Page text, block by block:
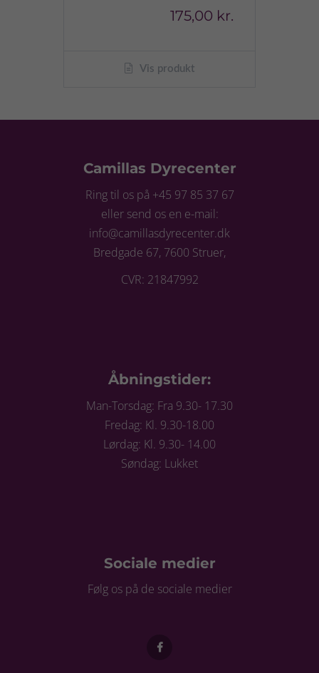
175,00 kr.
Vis produkt
Camillas Dyrecenter
Ring til os på +45 97 85 37 67
eller send os en e-mail:
info@camillasdyrecenter.dk
Bredgade 67, 7600 Struer,
CVR: 21847992
Åbningstider:
Man-Torsdag: Fra 9.30- 17.30
Fredag: Kl. 9.30-18.00
Lørdag: Kl. 9.30- 14.00
Søndag: Lukket
Sociale medier
Følg os på de sociale medier